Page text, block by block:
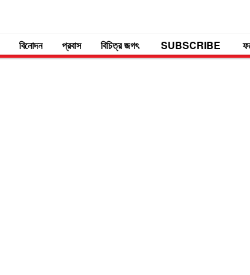
বিনোদন প্রবাস বিচিত্র জগৎ SUBSCRIBE